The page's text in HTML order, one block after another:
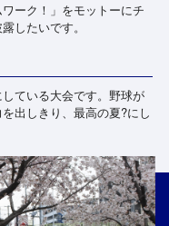
ーク！」をモットーにチ
したいです。
ている大会です。野球が
出しきり、最高の夏?にし